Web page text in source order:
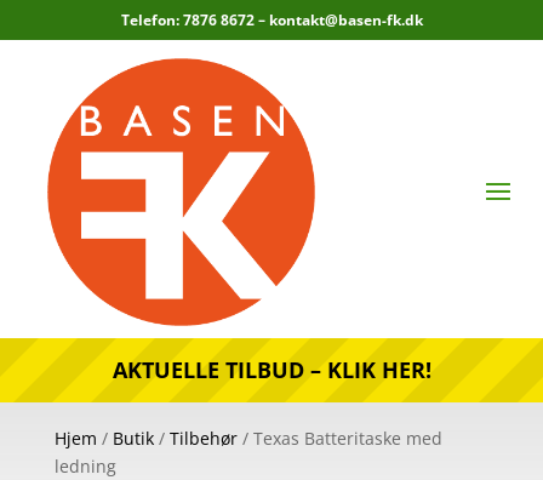
Telefon: 7876 8672 – kontakt@basen-fk.dk
AKTUELLE TILBUD – KLIK HER!
Hjem / Butik/ Tilbehør/ Texas Batteritaske med
ledning